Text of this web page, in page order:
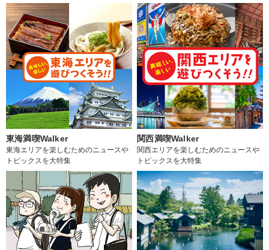
東海満喫Walker
東海エリアを楽しむためのニュースや
トピックスを大特集
関西満喫Walker
関西エリアを楽しむためのニュースや
トピックスを大特集